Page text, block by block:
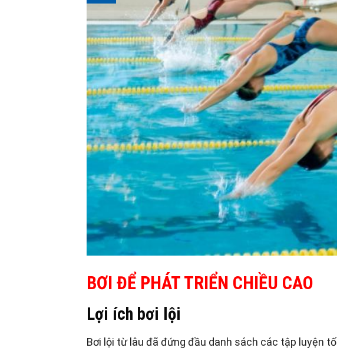
BƠI ĐỂ PHÁT TRIỂN CHIỀU CAO
Lợi ích bơi lội
Bơi lội từ lâu đã đứng đầu danh sách các tập luyện